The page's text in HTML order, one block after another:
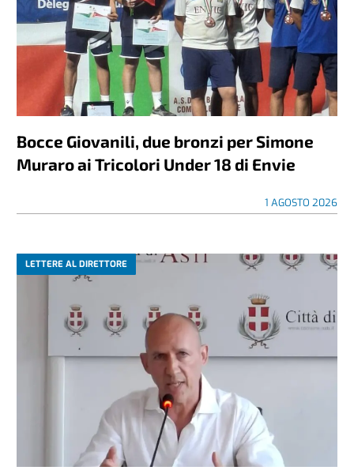
Bocce Giovanili, due bronzi per Simone
Muraro ai Tricolori Under 18 di Envie
1 AGOSTO 2026
LETTERE AL DIRETTORE